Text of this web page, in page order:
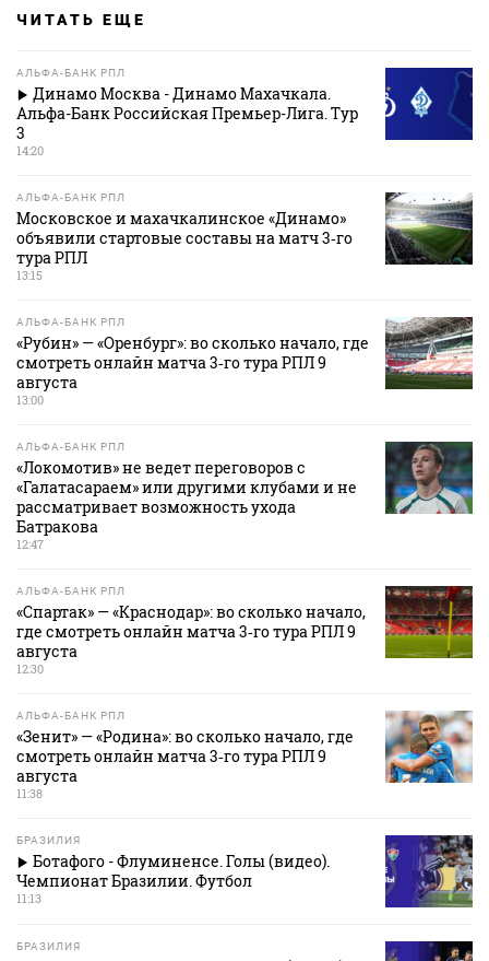
ЧИТАТЬ ЕЩЕ
АЛЬФА-БАНК РПЛ
Динамо Москва - Динамо Махачкала.
Альфа-Банк Российская Премьер-Лига. Тур
3
14:20
АЛЬФА-БАНК РПЛ
Московское и махачкалинское «Динамо»
объявили стартовые составы на матч 3‑го
тура РПЛ
13:15
АЛЬФА-БАНК РПЛ
«Рубин» — «Оренбург»: во сколько начало, где
смотреть онлайн матча 3‑го тура РПЛ 9
августа
13:00
АЛЬФА-БАНК РПЛ
«Локомотив» не ведет переговоров с
«Галатасараем» или другими клубами и не
рассматривает возможность ухода
Батракова
12:47
АЛЬФА-БАНК РПЛ
«Спартак» — «Краснодар»: во сколько начало,
где смотреть онлайн матча 3‑го тура РПЛ 9
августа
12:30
АЛЬФА-БАНК РПЛ
«Зенит» — «Родина»: во сколько начало, где
смотреть онлайн матча 3‑го тура РПЛ 9
августа
11:38
БРАЗИЛИЯ
Ботафого - Флуминенсе. Голы (видео).
Чемпионат Бразилии. Футбол
11:13
БРАЗИЛИЯ